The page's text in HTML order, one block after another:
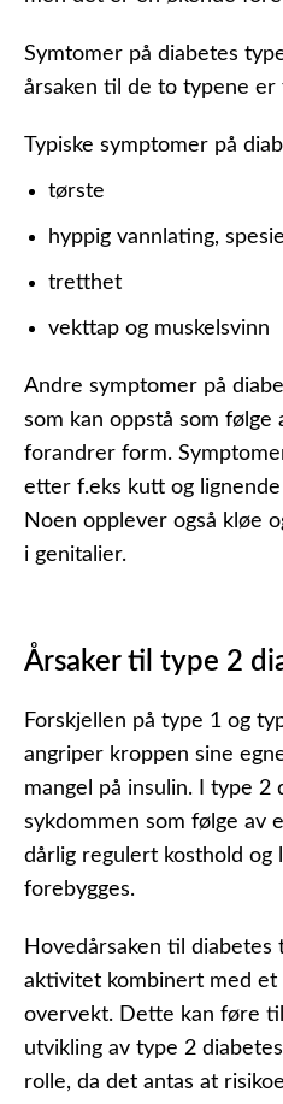
Symtomer på diabetes
årsaken til de to typene er
Typiske symptomer på
tørste
hyppig vannlating,
tretthet
vekttap og muskelsvinn
Andre symptomer på
som kan oppstå som følge
forandrer form.
etter f.eks kutt og
Noen opplever også kløe
i genitalier.
Årsaker til type 2
Forskjellen på type 1 og
angriper kroppen sine
mangel på insulin. I type 2
sykdommen som følge av
dårlig regulert kosthold og
forebygges.
Hovedårsaken til
aktivitet kombinert med et
overvekt. Dette kan føre
utvikling av type 2
rolle, da det antas at